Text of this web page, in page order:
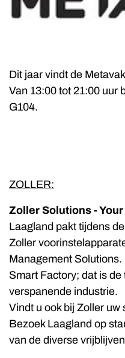
Dit jaar vindt de
Van 13:00 tot 21:00 uur
G104.
ZOLLER:
Zoller Solutions -
Laagland pakt tijdens
Zoller
Management
Smart Factory; dat is de
verspanende industrie.
Vindt u ook bij Zoller uw
Bezoek Laagland op
van de diverse